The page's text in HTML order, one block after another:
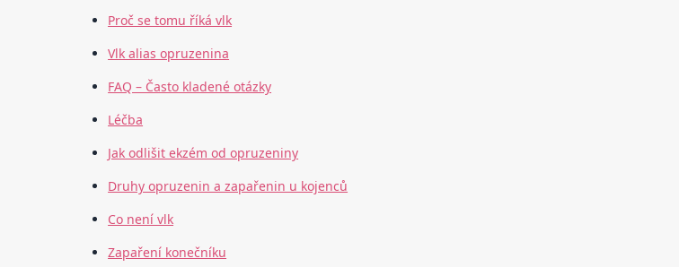
Proč se tomu říká vlk
Vlk alias opruzenina
FAQ – Často kladené otázky
Léčba
Jak odlišit ekzém od opruzeniny
Druhy opruzenin a zapařenin u kojenců
Co není vlk
Zapaření konečníku